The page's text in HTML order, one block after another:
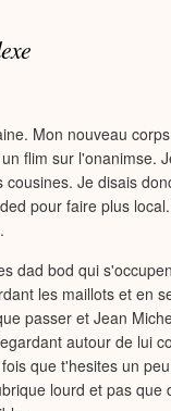
Mon nouveau
flim sur l'onanimse.
Je disais
pour faire plus
dad bod qui
les maillots et en
passer et Jean
autour de lui
que t'hesites un
lourd et pas que